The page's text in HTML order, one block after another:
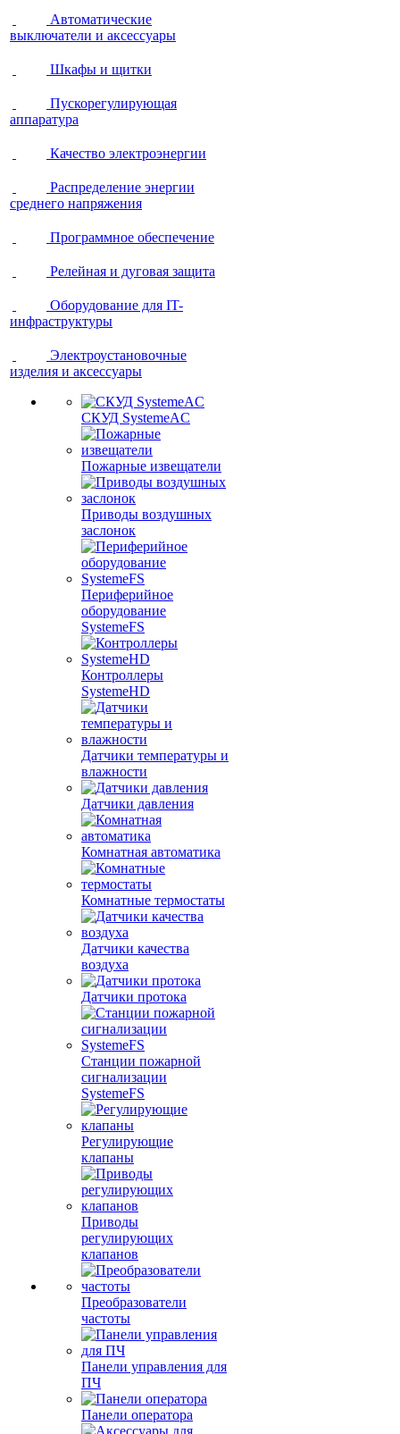
Автоматические
выключатели и аксессуары
Шкафы и щитки
Пускорегулирующая
аппаратура
Качество электроэнергии
Распределение энергии
среднего напряжения
Программное обеспечение
Релейная и дуговая защита
Оборудование для IT-
инфраструктуры
Электроустановочные
изделия и аксессуары
СКУД SystemeAC
Пожарные извещатели
Приводы воздушных
заслонок
Периферийное
оборудование
SystemeFS
Контроллеры
SystemeHD
Датчики температуры и
влажности
Датчики давления
Комнатная автоматика
Комнатные термостаты
Датчики качества
воздуха
Датчики протока
Станции пожарной
сигнализации
SystemeFS
Регулирующие
клапаны
Приводы
регулирующих
клапанов
Преобразователи
частоты
Панели управления для
ПЧ
Панели оператора